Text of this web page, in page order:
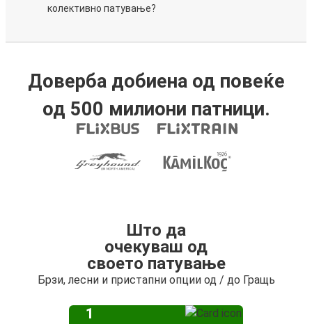
колективно патување?
Доверба добиена од повеќе
од 500 милиони патници.
Што да
очекуваш од
своето патување
Брзи, лесни и пристапни опции од / до Гращь
1